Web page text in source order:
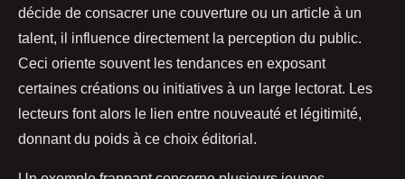
décide de consacrer une couverture ou un article à un
talent, il influence directement la perception du public.
Ceci oriente souvent les tendances en exposant
certaines créations ou initiatives à un large lectorat. Les
lecteurs font alors le lien entre nouveauté et légitimité,
donnant du poids à ce choix éditorial.